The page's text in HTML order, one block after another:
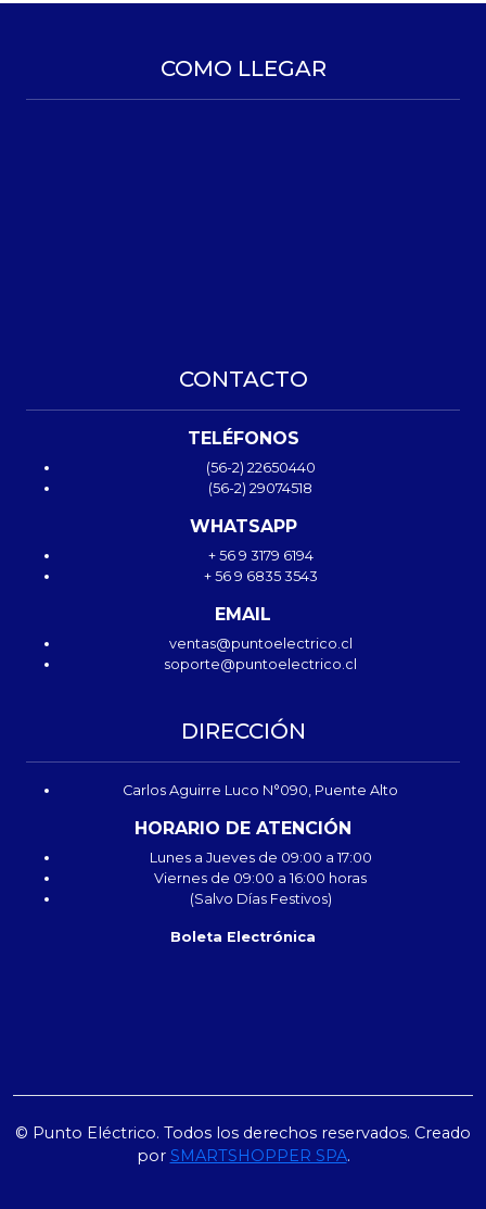
COMO LLEGAR
CONTACTO
TELÉFONOS
(56-2) 22650440
(56-2) 29074518
WHATSAPP
+ 56 9 3179 6194
+ 56 9 6835 3543
EMAIL
ventas@puntoelectrico.cl
soporte@puntoelectrico.cl
DIRECCIÓN
Carlos Aguirre Luco N°090, Puente Alto
HORARIO DE ATENCIÓN
Lunes a Jueves de 09:00 a 17:00
Viernes de 09:00 a 16:00 horas
(Salvo Días Festivos)
Boleta Electrónica
© Punto Eléctrico. Todos los derechos reservados. Creado
por SMARTSHOPPER SPA.